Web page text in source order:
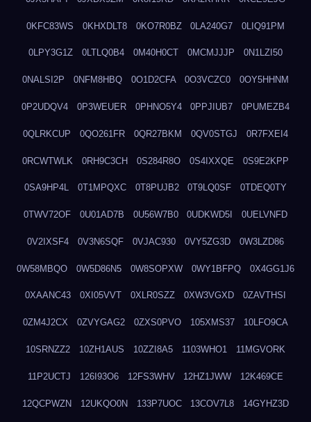
0KFC83WS 0KHXDLT8 0KO7R0BZ 0LA240G7 0LIQ91PM
0LPY3G1Z 0LTLQ0B4 0M40H0CT 0MCMJJJP 0N1LZI50
0NALSI2P 0NFM8HBQ 0O1D2CFA 0O3VCZC0 0OY5HHNM
0P2UDQV4 0P3WEUER 0PHNO5Y4 0PPJIUB7 0PUMEZB4
0QLRKCUP 0QO261FR 0QR27BKM 0QV0STGJ 0R7FXEI4
0RCWTWLK 0RH9C3CH 0S284R8O 0S4IXXQE 0S9E2KPP
0SA9HP4L 0T1MPQXC 0T8PUJB2 0T9LQ0SF 0TDEQ0TY
0TWV72OF 0U01AD7B 0U56W7B0 0UDKWD5I 0UELVNFD
0V2IXSF4 0V3N6SQF 0VJAC930 0VY5ZG3D 0W3LZD86
0W58MBQO 0W5D86N5 0W8SOPXW 0WY1BFPQ 0X4GG1J6
0XAANC43 0XI05VVT 0XLR0SZZ 0XW3VGXD 0ZAVTHSI
0ZM4J2CX 0ZVYGAG2 0ZXS0PVO 105XMS37 10LFO9CA
10SRNZZ2 10ZH1AUS 10ZZI8A5 1103WHO1 11MGVORK
11P2UCTJ 126I93O6 12FS3WHV 12HZ1JWW 12K469CE
12QCPWZN 12UKQO0N 133P7UOC 13COV7L8 14GYHZ3D